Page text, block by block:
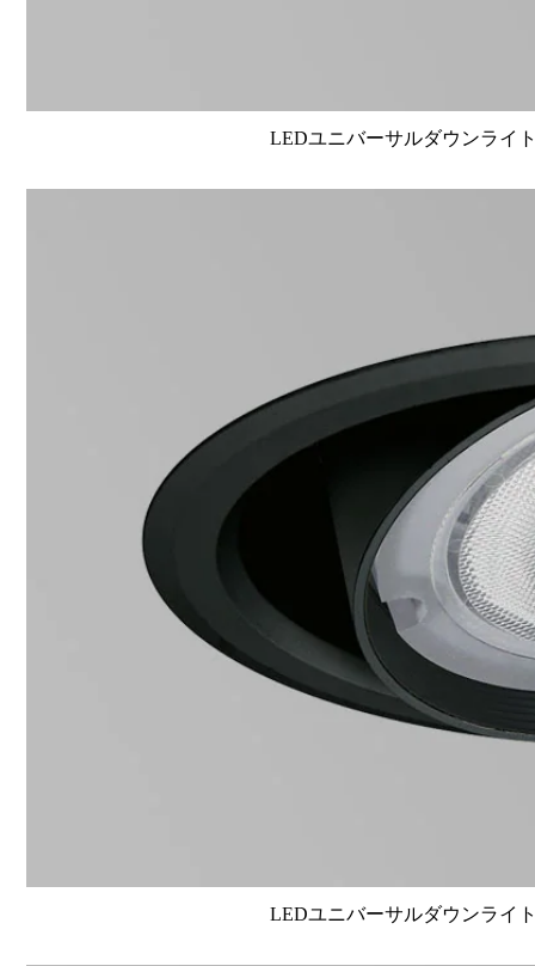
LEDユニバーサルダウンライ
LEDユニバーサルダウンライ